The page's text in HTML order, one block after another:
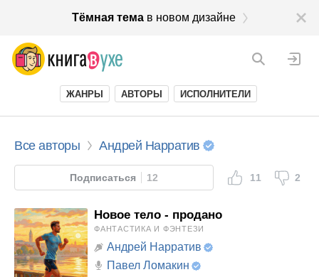
Тёмная темав новом дизайне
ЖАНРЫ АВТОРЫ ИСПОЛНИТЕЛИ
Все авторы Андрей Нарратив
Подписаться 12 11 2
Новое тело - продано
ФАНТАСТИКА И ФЭНТЕЗИ
Андрей Нарратив
Павел Ломакин